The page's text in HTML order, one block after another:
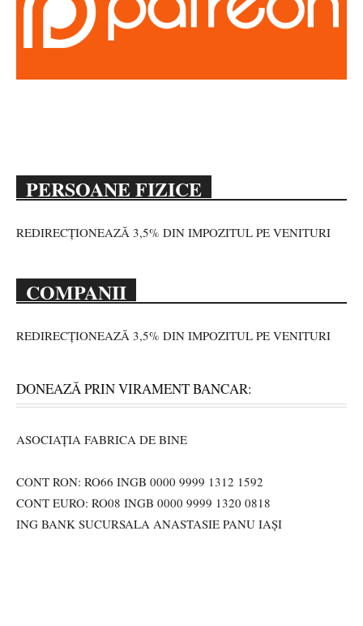
PERSOANE FIZICE
REDIRECȚIONEAZĂ 3,5% DIN IMPOZITUL PE VENITURI
COMPANII
REDIRECȚIONEAZĂ 3,5% DIN IMPOZITUL PE VENITURI
DONEAZĂ PRIN VIRAMENT BANCAR:
ASOCIAȚIA FABRICA DE BINE
CONT RON: RO66 INGB 0000 9999 1312 1592
CONT EURO: RO08 INGB 0000 9999 1320 0818
ING BANK SUCURSALA ANASTASIE PANU IAȘI